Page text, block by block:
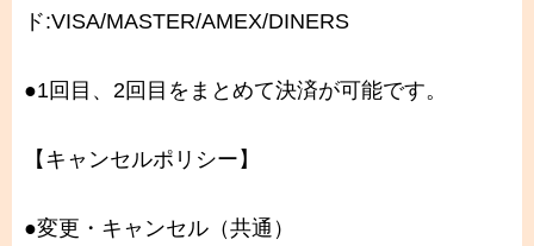
ド:VISA/MASTER/AMEX/DINERS
●1回目、2回目をまとめて決済が可能です。
【キャンセルポリシー】
●変更・キャンセル（共通）